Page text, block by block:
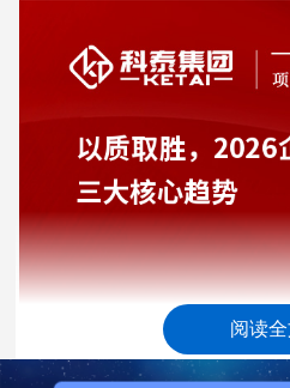
二、评价体系科学重构，聚
阅读